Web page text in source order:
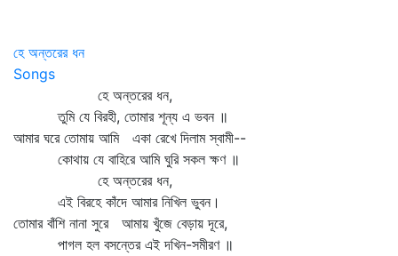
হে অন্তরের ধন
Songs
হে অন্তরের ধন,
তুমি যে বিরহী, তোমার শূন্য এ ভবন ॥
আমার ঘরে তোমায় আমি একা রেখে দিলাম স্বামী--
কোথায় যে বাহিরে আমি ঘুরি সকল ক্ষণ ॥
হে অন্তরের ধন,
এই বিরহে কাঁদে আমার নিখিল ভুবন।
তোমার বাঁশি নানা সুরে আমায় খুঁজে বেড়ায় দূরে,
পাগল হল বসন্তের এই দখিন-সমীরণ ॥